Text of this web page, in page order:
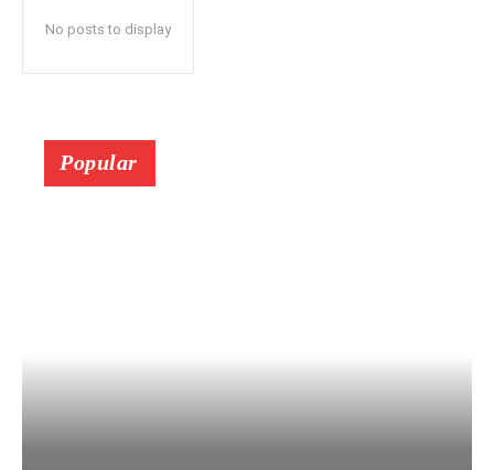
No posts to display
Popular